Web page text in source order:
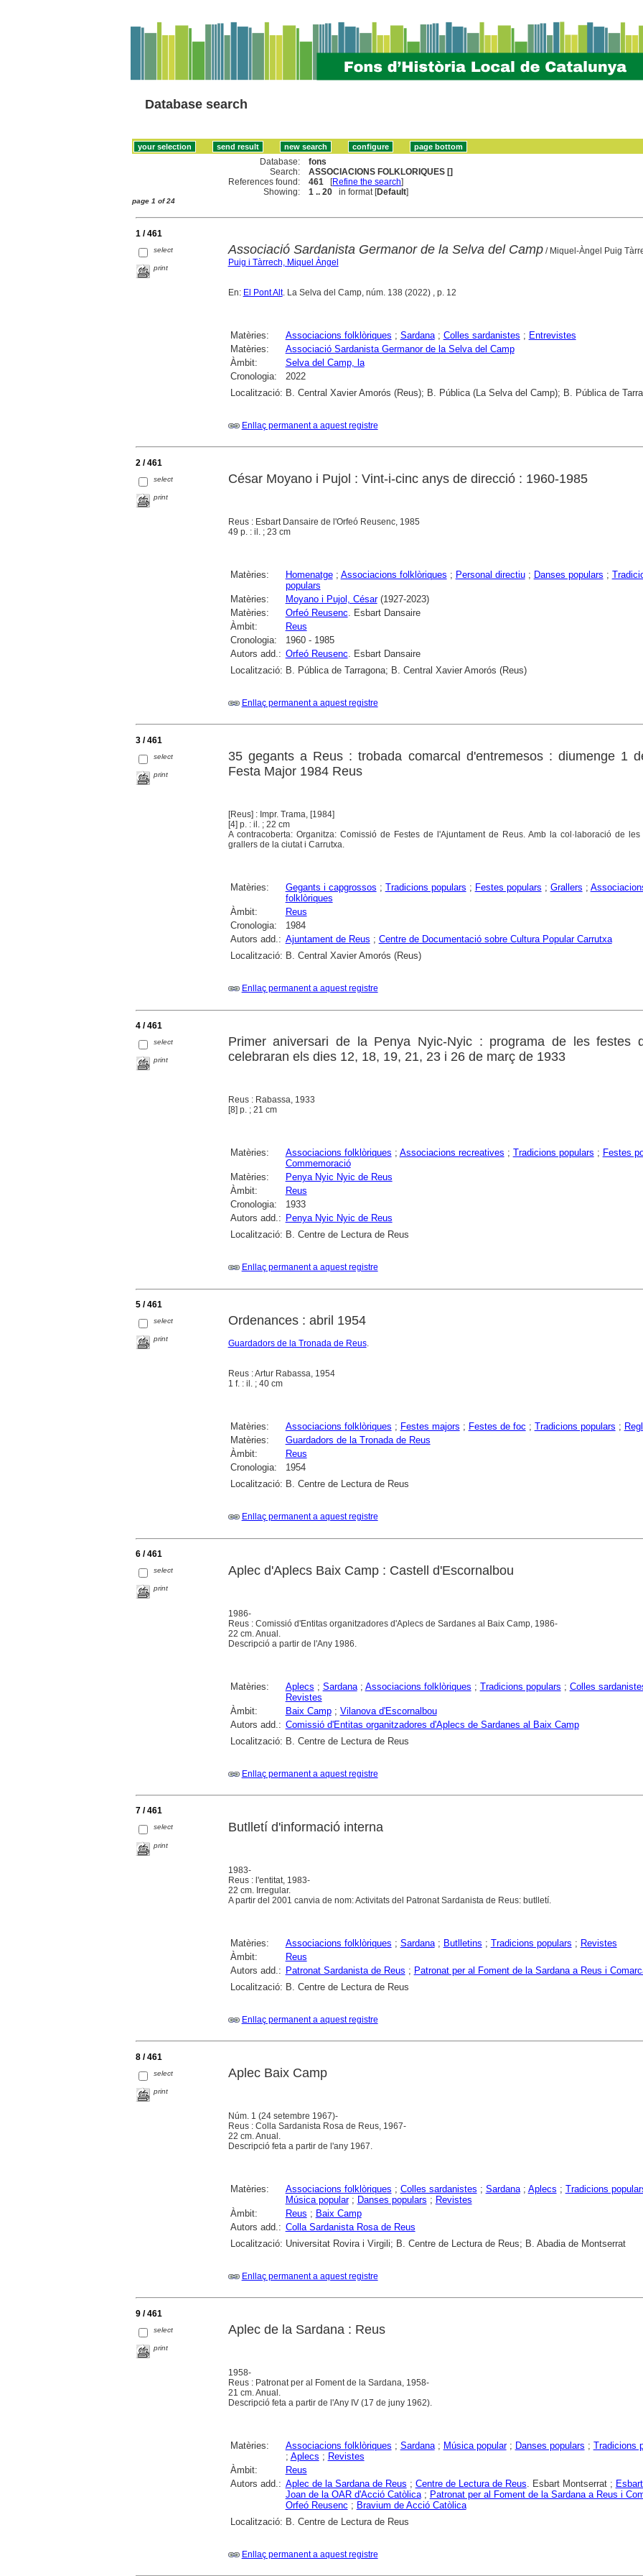
Database search
Database:
fons
Search:
ASSOCIACIONS FOLKLORIQUES []
References found:
461 [Refine the search]
Showing:
1 .. 20 in format [Default]
page 1 of 24
1 / 461
select
print
Associació Sardanista Germanor de la Selva del Camp/ Miquel-Àngel Puig
Puig i Tàrrech, Miquel Àngel
En: El Pont Alt. La Selva del Camp, núm. 138 (2022) , p. 12
Matèries: Associacions folklòriques ; Sardana; Colles sardanistes ; Entrevistes
Matèries:
Associació Sardanista Germanor de la Selva del Camp
Àmbit:
Selva del Camp, la
Cronologia:
2022
Localització: B. Central Xavier Amorós (Reus); B. Pública (La Selva del Camp); B. Pública de
Enllaç permanent a aquest registre
2 / 461
select
print
César Moyano i Pujol : Vint-i-cinc anys de direcció : 1960-1985
Reus : Esbart Dansaire de l'Orfeó Reusenc, 1985
49 p. : il. ; 23 cm
Matèries: Homenatge; Associacions folklòriques ; Personal directiu; Danses populars ;
populars
Matèries:
Moyano i Pujol, César(1927-2023)
Matèries:
Orfeó Reusenc. Esbart Dansaire
Àmbit:
Reus
Cronologia:
1960 - 1985
Autors add.: Orfeó Reusenc. Esbart Dansaire
Localització: B. Pública de Tarragona; B. Central Xavier Amorós (Reus)
Enllaç permanent a aquest registre
3 / 461
select
print
35 gegants a Reus : trobada comarcal d'entremesos : diumenge 1
Festa Major 1984 Reus
[Reus] : Impr. Trama, [1984]
[4] p. : il. ; 22 cm
A contracoberta: Organitza: Comissió de Festes de l'Ajuntament de Reus. Amb la col·laboració de
grallers de la ciutat i Carrutxa.
Matèries: Gegants i capgrossos ; Tradicions populars ; Festes populars ; Grallers ;
folklòriques
Àmbit:
Reus
Cronologia:
1984
Autors add.: Ajuntament de Reus ; Centre de Documentació sobre Cultura Popular Carrutxa
Localització: B. Central Xavier Amorós (Reus)
Enllaç permanent a aquest registre
4 / 461
select
print
Primer aniversari de la Penya Nyic-Nyic : programa de les festes
celebraran els dies 12, 18, 19, 21, 23 i 26 de març de 1933
Reus : Rabassa, 1933
[8] p. ; 21 cm
Matèries: Associacions folklòriques ; Associacions recreatives ; Tradicions populars ; Festes
Commemoració
Matèries:
Penya Nyic Nyic de Reus
Àmbit:
Reus
Cronologia:
1933
Autors add.: Penya Nyic Nyic de Reus
Localització: B. Centre de Lectura de Reus
Enllaç permanent a aquest registre
5 / 461
select
print
Ordenances : abril 1954
Guardadors de la Tronada de Reus.
Reus : Artur Rabassa, 1954
1 f. : il. ; 40 cm
Matèries: Associacions folklòriques ; Festes majors ; Festes de foc ; Tradicions populars ;
Matèries:
Guardadors de la Tronada de Reus
Àmbit:
Reus
Cronologia:
1954
Localització: B. Centre de Lectura de Reus
Enllaç permanent a aquest registre
6 / 461
select
print
Aplec d'Aplecs Baix Camp : Castell d'Escornalbou
1986-
Reus : Comissió d'Entitas organitzadores d'Aplecs de Sardanes al Baix Camp, 1986-
22 cm. Anual.
Descripció a partir de l'Any 1986.
Matèries: Aplecs ; Sardana; Associacions folklòriques ; Tradicions populars ; Colles
Revistes
Àmbit:
Baix Camp; Vilanova d'Escornalbou
Autors add.: Comissió d'Entitas organitzadores d'Aplecs de Sardanes al Baix Camp
Localització: B. Centre de Lectura de Reus
Enllaç permanent a aquest registre
7 / 461
select
print
Butlletí d'informació interna
1983-
Reus : l'entitat, 1983-
22 cm. Irregular.
A partir del 2001 canvia de nom: Activitats del Patronat Sardanista de Reus: butlletí.
Matèries: Associacions folklòriques ; Sardana; Butlletins ; Tradicions populars ; Revistes
Àmbit:
Reus
Autors add.: Patronat Sardanista de Reus ; Patronat per al Foment de la Sardana a Reus i
Localització: B. Centre de Lectura de Reus
Enllaç permanent a aquest registre
8 / 461
select
print
Aplec Baix Camp
Núm. 1 (24 setembre 1967)-
Reus : Colla Sardanista Rosa de Reus, 1967-
22 cm. Anual.
Descripció feta a partir de l'any 1967.
Matèries: Associacions folklòriques ; Colles sardanistes ; Sardana; Aplecs ; Tradicions
Música popular; Danses populars ; Revistes
Àmbit:
Reus ; Baix Camp
Autors add.: Colla Sardanista Rosa de Reus
Localització: Universitat Rovira i Virgili; B. Centre de Lectura de Reus; B. Abadia de Montserrat
Enllaç permanent a aquest registre
9 / 461
select
print
Aplec de la Sardana : Reus
1958-
Reus : Patronat per al Foment de la Sardana, 1958-
21 cm. Anual.
Descripció feta a partir de l'Any IV (17 de juny 1962).
Matèries: Associacions folklòriques ; Sardana; Música popular; Danses populars ; Tradicions
; Aplecs ; Revistes
Àmbit:
Reus
Autors add.: Aplec de la Sardana de Reus ; Centre de Lectura de Reus . Esbart Montserrat ;
Joan de la OAR d'Acció Catòlica; Patronat per al Foment de la Sardana a Reus i
Orfeó Reusenc ; Bravium de Acció Catòlica
Localització: B. Centre de Lectura de Reus
Enllaç permanent a aquest registre